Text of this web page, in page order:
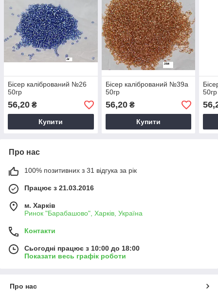
Бісер калібрований №26
50гр
56,20 ₴
Купити
Бісер калібрований №39а
50гр
56,20₴
Купити
50гр
Про нас
100% позитивних з 31 відгука за рік
Працює з 21.03.2016
м. Харків
Ринок "Барабашово", Харків, Україна
Контакти
Сьогодні працює з 10:00 до 18:00
Показати весь графік роботи
Про нас